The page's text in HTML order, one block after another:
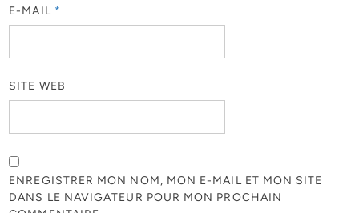
E-MAIL *
SITE WEB
ENREGISTRER MON NOM, MON E-MAIL ET MON SITE
DANS LE NAVIGATEUR POUR MON PROCHAIN